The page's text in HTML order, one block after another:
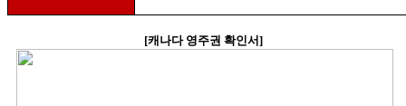
[캐나다 영주권 확인서]